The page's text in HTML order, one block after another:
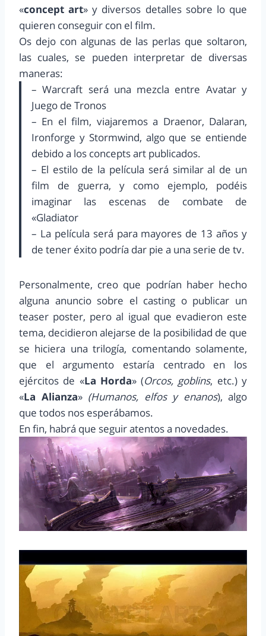
«concept art» y diversos detalles sobre lo que
quieren conseguir con el film.
Os dejo con algunas de las perlas que soltaron,
las cuales, se pueden interpretar de diversas
maneras:
– Warcraft será una mezcla entre Avatar y
Juego de Tronos
– En el film, viajaremos a Draenor, Dalaran,
Ironforge y Stormwind, algo que se entiende
debido a los concepts art publicados.
– El estilo de la película será similar al de un
film de guerra, y como ejemplo, podéis
imaginar las escenas de combate de
«Gladiator
– La película será para mayores de 13 años y
de tener éxito podría dar pie a una serie de tv.
Personalmente, creo que podrían haber hecho
alguna anuncio sobre el casting o publicar un
teaser poster, pero al igual que evadieron este
tema, decidieron alejarse de la posibilidad de que
se hiciera una trilogía, comentando solamente,
que el argumento estaría centrado en los
ejércitos de «La Horda» (Orcos, goblins, etc.) y
«La Alianza» (Humanos, elfos y enanos), algo
que todos nos esperábamos.
En fin, habrá que seguir atentos a novedades.